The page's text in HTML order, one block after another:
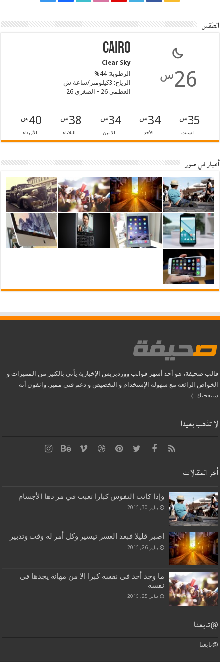
الطقس
26س
Cairo
Clear Sky
الرطوبة: 44%
الرياح: 3كيلومتر/ساعة ش
العظمى 26 • الصغرى 26
35س
السبت
34س
الأحد
34س
الاثنين
38س
الثلاثاء
40س
الأربعاء
أخبار في صور
قالب صحيفة، هو أحد أشهر قوالب ووردبريس الإخبارية يأتي بالكثير من المميزات و
الخواص الرائعه مع سهوله الإستخدام و التخصيص و دعم فني مميز. واثقون أنه
سيعجبك :)
لا تذهب بعيدا
أخر المقالات
وإذا كانت النفوس كبارا تعبت في مرادها الأجسام
يناير 30, 2015
اصبر قليلا فبعد العسر تيسير وكل أمر له وقت وتدبير
يناير 26, 2015
ما وجد أحد فى نفسه كبرا الا من مهانة يجدها فى
نفسه
يناير 25, 2015
@تابعنا
@تابعنا